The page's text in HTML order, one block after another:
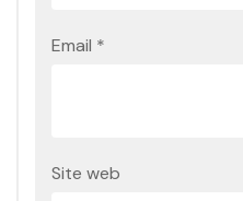
Email *
Site web